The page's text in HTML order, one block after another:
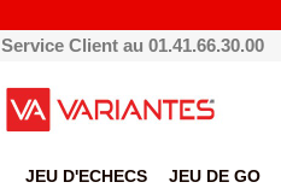
Service Client au 01.41.66.30.00
JEU D'ECHECS JEU DE GO